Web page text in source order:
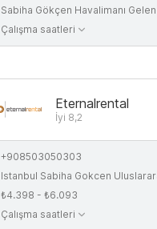
Sabiha Gökçen Havalimanı Gelen Yolcu Katı, Sanayi
Çalışma saatleri
Eternalrental
İyi 8,2
+908503050303
Istanbul Sabiha Gokcen Uluslararasi Havalimani,
₺4.398 - ₺6.093
Çalışma saatleri